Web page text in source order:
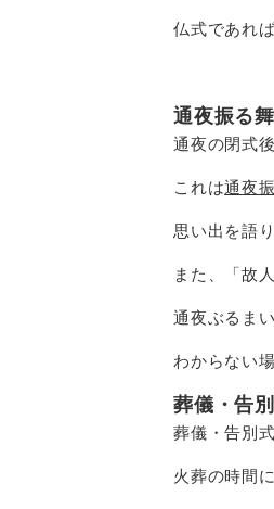
仏式であれ
通夜振る
通夜の閉式
これは通夜
思い出を語
また、「故
通夜ぶるま
わからない
葬儀・告
葬儀・告別式
火葬の時間